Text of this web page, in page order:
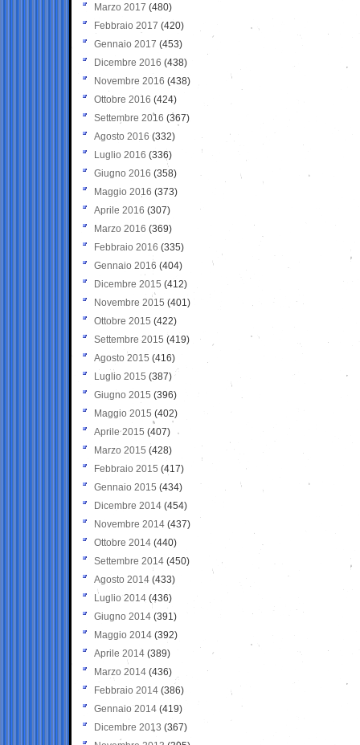
Marzo 2017 (480)
Febbraio 2017 (420)
Gennaio 2017 (453)
Dicembre 2016 (438)
Novembre 2016 (438)
Ottobre 2016 (424)
Settembre 2016 (367)
Agosto 2016 (332)
Luglio 2016 (336)
Giugno 2016 (358)
Maggio 2016 (373)
Aprile 2016 (307)
Marzo 2016 (369)
Febbraio 2016 (335)
Gennaio 2016 (404)
Dicembre 2015 (412)
Novembre 2015 (401)
Ottobre 2015 (422)
Settembre 2015 (419)
Agosto 2015 (416)
Luglio 2015 (387)
Giugno 2015 (396)
Maggio 2015 (402)
Aprile 2015 (407)
Marzo 2015 (428)
Febbraio 2015 (417)
Gennaio 2015 (434)
Dicembre 2014 (454)
Novembre 2014 (437)
Ottobre 2014 (440)
Settembre 2014 (450)
Agosto 2014 (433)
Luglio 2014 (436)
Giugno 2014 (391)
Maggio 2014 (392)
Aprile 2014 (389)
Marzo 2014 (436)
Febbraio 2014 (386)
Gennaio 2014 (419)
Dicembre 2013 (367)